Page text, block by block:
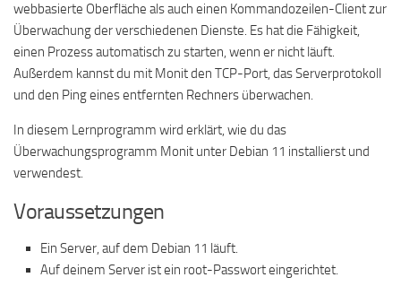
webbasierte Oberfläche als auch einen Kommandozeilen-Client zur
Überwachung der verschiedenen Dienste. Es hat die Fähigkeit,
einen Prozess automatisch zu starten, wenn er nicht läuft.
Außerdem kannst du mit Monit den TCP-Port, das Serverprotokoll
und den Ping eines entfernten Rechners überwachen.
In diesem Lernprogramm wird erklärt, wie du das
Überwachungsprogramm Monit unter Debian 11 installierst und
verwendest.
Voraussetzungen
Ein Server, auf dem Debian 11 läuft.
Auf deinem Server ist ein root-Passwort eingerichtet.